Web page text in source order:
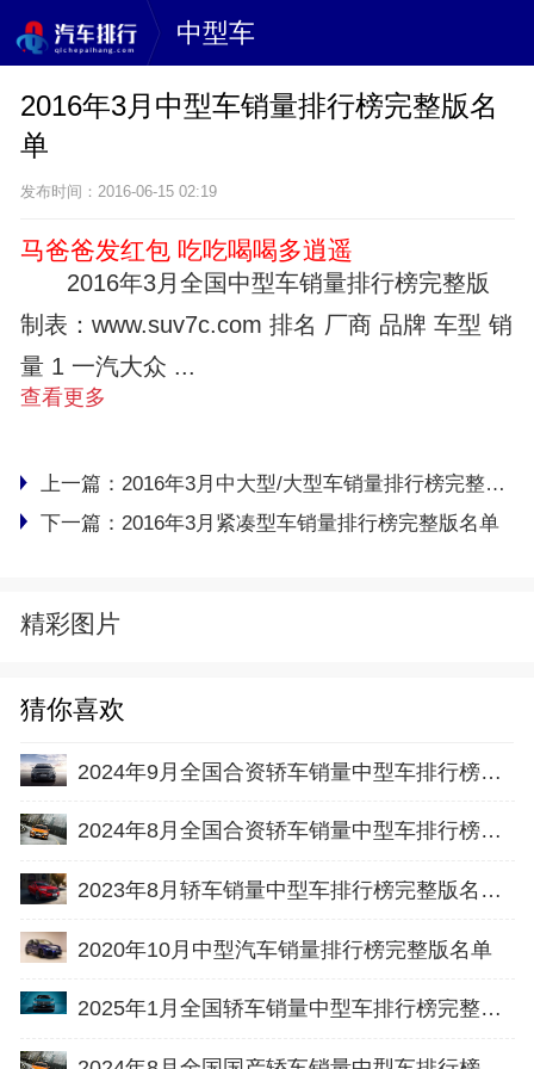
中型车
2016年3月中型车销量排行榜完整版名
单
发布时间：2016-06-15 02:19
马爸爸发红包 吃吃喝喝多逍遥
2016年3月全国中型车销量排行榜完整版
制表：www.suv7c.com 排名 厂商 品牌 车型 销
量 1 一汽大众 ...
查看更多
上一篇： 2016年3月中大型/大型车销量排行榜完整版名单
下一篇： 2016年3月紧凑型车销量排行榜完整版名单
精彩图片
猜你喜欢
2024年9月全国合资轿车销量中型车排行榜完整版(出口量
2024年8月全国合资轿车销量中型车排行榜完整版(出口量
2023年8月轿车销量中型车排行榜完整版名单(批发量
2020年10月中型汽车销量排行榜完整版名单
2025年1月全国轿车销量中型车排行榜完整版(出口量